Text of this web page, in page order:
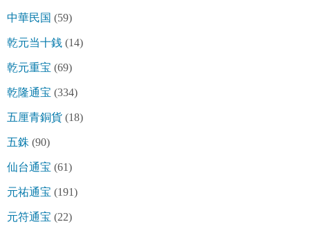
中華民国 (59)
乾元当十銭 (14)
乾元重宝 (69)
乾隆通宝 (334)
五厘青銅貨 (18)
五銖 (90)
仙台通宝 (61)
元祐通宝 (191)
元符通宝 (22)